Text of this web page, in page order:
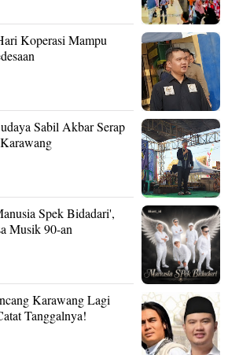
Koperasi Mampu
Sabil Akbar Serap
Spek Bidadari',
Musik 90-an
Karawang Lagi
Tanggalnya!